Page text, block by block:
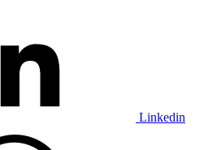
Linkedin